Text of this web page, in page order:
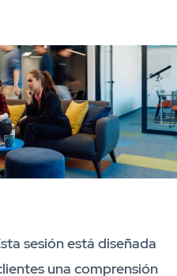
sesión está diseñada
una comprensión